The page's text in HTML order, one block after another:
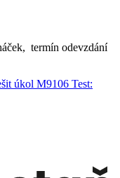
termín odevzdání
úkol M9106 Test: